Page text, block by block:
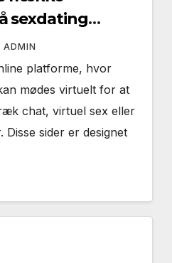
sexdating
ADMIN
platforme, hvor
mødes virtuelt for at
chat, virtuel sex eller
Disse sider er designet